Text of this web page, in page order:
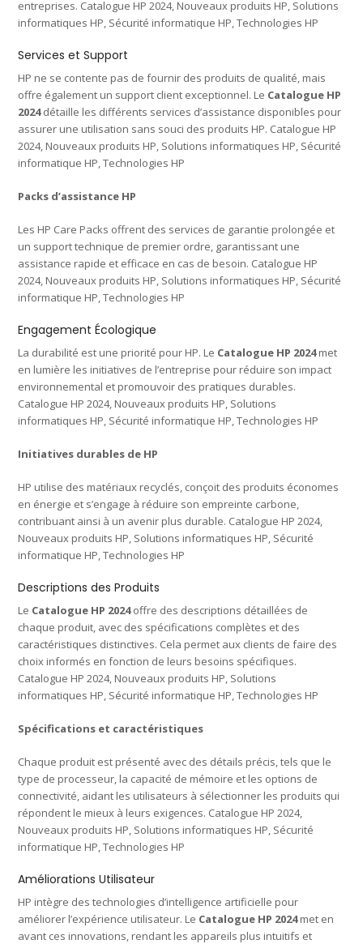
entreprises. Catalogue HP 2024, Nouveaux produits HP, Solutions
informatiques HP, Sécurité informatique HP, Technologies HP
Services et Support
HP ne se contente pas de fournir des produits de qualité, mais
offre également un support client exceptionnel. Le Catalogue HP
2024détaille les différents services d’assistance disponibles pour
assurer une utilisation sans souci des produits HP. Catalogue HP
2024, Nouveaux produits HP, Solutions informatiques HP, Sécurité
informatique HP, Technologies HP
Packs d’assistance HP
Les HP Care Packs offrent des services de garantie prolongée et
un support technique de premier ordre, garantissant une
assistance rapide et efficace en cas de besoin. Catalogue HP
2024, Nouveaux produits HP, Solutions informatiques HP, Sécurité
informatique HP, Technologies HP
Engagement Écologique
La durabilité est une priorité pour HP. Le Catalogue HP 2024met
en lumière les initiatives de l’entreprise pour réduire son impact
environnemental et promouvoir des pratiques durables.
Catalogue HP 2024, Nouveaux produits HP, Solutions
informatiques HP, Sécurité informatique HP, Technologies HP
Initiatives durables de HP
HP utilise des matériaux recyclés, conçoit des produits économes
en énergie et s’engage à réduire son empreinte carbone,
contribuant ainsi à un avenir plus durable. Catalogue HP 2024,
Nouveaux produits HP, Solutions informatiques HP, Sécurité
informatique HP, Technologies HP
Descriptions des Produits
Le Catalogue HP 2024offre des descriptions détaillées de
chaque produit, avec des spécifications complètes et des
caractéristiques distinctives. Cela permet aux clients de faire des
choix informés en fonction de leurs besoins spécifiques.
Catalogue HP 2024, Nouveaux produits HP, Solutions
informatiques HP, Sécurité informatique HP, Technologies HP
Spécifications et caractéristiques
Chaque produit est présenté avec des détails précis, tels que le
type de processeur, la capacité de mémoire et les options de
connectivité, aidant les utilisateurs à sélectionner les produits qui
répondent le mieux à leurs exigences. Catalogue HP 2024,
Nouveaux produits HP, Solutions informatiques HP, Sécurité
informatique HP, Technologies HP
Améliorations Utilisateur
HP intègre des technologies d’intelligence artificielle pour
améliorer l’expérience utilisateur. Le Catalogue HP 2024met en
avant ces innovations, rendant les appareils plus intuitifs et